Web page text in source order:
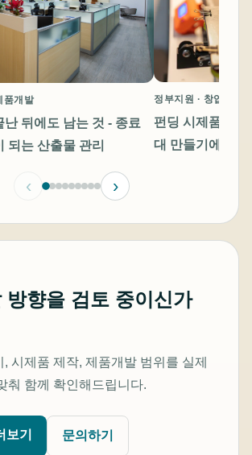
품개발
난 뒤에도 남는 것 - 종료
되는 산출물 관리
정부지원 · 창업제품
펀딩 시제품과
대 만들기에서
‹ ›
방향을 검토 중이신가
시제품 제작, 제품개발 범위를 실제
춰 함께 확인해드립니다.
보기 문의하기